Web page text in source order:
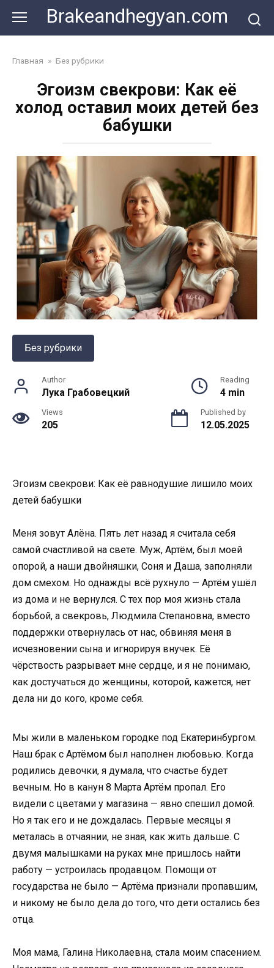
content
Brakeandhegyan.com
Главная » Без рубрики
Эгоизм свекрови: Как её
холод оставил моих детей без
бабушки
Без рубрики
Author
Лука Грабовецкий
Reading
4 min
Views
205
Published by
12.05.2025
Эгоизм свекрови: Как её равнодушие лишило моих
детей бабушки
Меня зовут Алёна. Пять лет назад я считала себя
самой счастливой на свете. Муж, Артём, был моей
опорой, а наши двойняшки, Соня и Даша, заполняли
дом смехом. Но однажды всё рухнуло — Артём ушёл
из дома и не вернулся. С тех пор моя жизнь стала
борьбой, а свекровь, Людмила Степановна, вместо
поддержки отвернулась от нас, обвиняя меня в
исчезновении сына и игнорируя внучек. Её
чёрствость разрывает мне сердце, и я не понимаю,
как достучаться до женщины, которой, кажется, нет
дела ни до кого, кроме себя.
Мы жили в маленьком городке под Екатеринбургом.
Наш брак с Артёмом был наполнен любовью. Когда
родились девочки, я думала, что счастье будет
вечным. Но в канун 8 Марта Артём пропал. Его
видели с цветами у магазина — явно спешил домой.
Но я так его и не дождалась. Первые месяцы я
металась в отчаянии, не зная, как жить дальше. С
двумя малышками на руках мне пришлось найти
работу — устроилась продавцом. Помощи от
государства не было — Артёма признали пропавшим,
и никому не было дела до того, что дети остались без
отца.
Моя мама, Галина Николаевна, стала моим спасением.